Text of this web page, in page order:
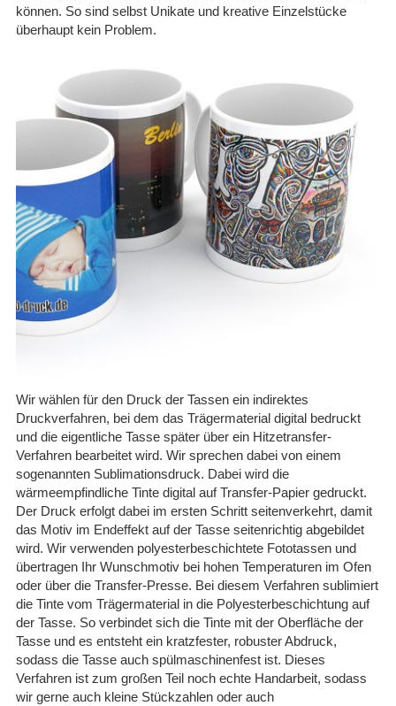
können. So sind selbst Unikate und kreative Einzelstücke
überhaupt kein Problem.
Wir wählen für den Druck der Tassen ein indirektes
Druckverfahren, bei dem das Trägermaterial digital bedruckt
und die eigentliche Tasse später über ein Hitzetransfer-
Verfahren bearbeitet wird. Wir sprechen dabei von einem
sogenannten Sublimationsdruck. Dabei wird die
wärmeempfindliche Tinte digital auf Transfer-Papier gedruckt.
Der Druck erfolgt dabei im ersten Schritt seitenverkehrt, damit
das Motiv im Endeffekt auf der Tasse seitenrichtig abgebildet
wird. Wir verwenden polyesterbeschichtete Fototassen und
übertragen Ihr Wunschmotiv bei hohen Temperaturen im Ofen
oder über die Transfer-Presse. Bei diesem Verfahren sublimiert
die Tinte vom Trägermaterial in die Polyesterbeschichtung auf
der Tasse. So verbindet sich die Tinte mit der Oberfläche der
Tasse und es entsteht ein kratzfester, robuster Abdruck,
sodass die Tasse auch spülmaschinenfest ist. Dieses
Verfahren ist zum großen Teil noch echte Handarbeit, sodass
wir gerne auch kleine Stückzahlen oder auch